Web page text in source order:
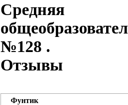
Средняя
№128 .
Отзывы
Фунтик